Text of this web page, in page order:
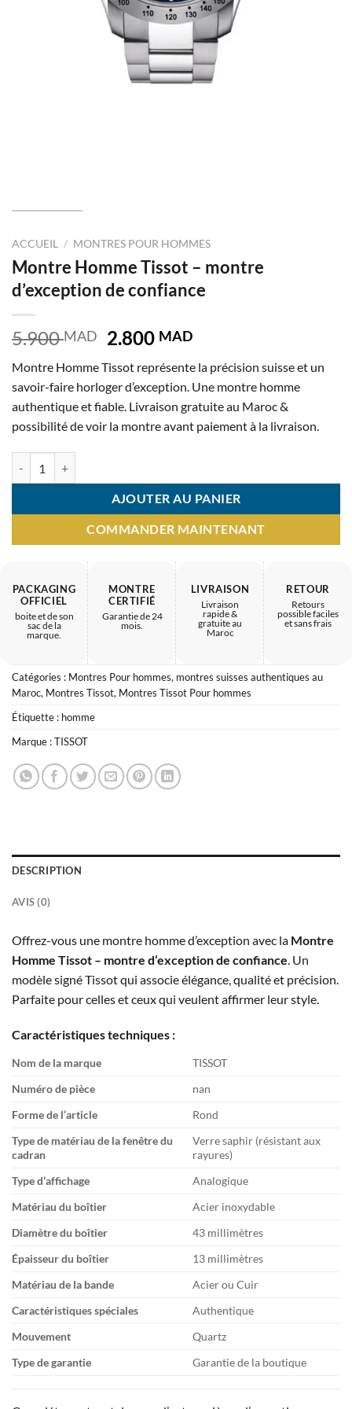
ACCUEIL / MONTRES POUR HOMMES
Montre Homme Tissot – montre
d’exception de confiance
5.900MAD
Le
initial
était :
5.900 MAD.
2.800 MADLe
actuel
est :
2.800 MAD.
Montre Homme Tissot représente la précision suisse et un
savoir-faire horloger d’exception. Une montre homme
authentique et fiable. Livraison gratuite au Maroc &
possibilité de voir la montre avant paiement à la livraison.
AJOUTER AU PANIER
COMMANDER MAINTENANT
PACKAGING
OFFICIEL
boite et de son
sac de la
marque.
MONTRE
CERTIFIÉ
Garantie de 24
mois.
LIVRAISON
Livraison
rapide &
gratuite au
Maroc
RETOUR
Retours
possible faciles
et sans frais
Catégories : Montres Pour hommes, montres suisses authentiques au
Maroc, Montres Tissot, Montres Tissot Pour hommes
Étiquette : homme
Marque :TISSOT
DESCRIPTION
AVIS (0)
Offrez-vous une montre homme d’exception avec la Montre
Homme Tissot – montre d’exception de confiance . Un
modèle signé Tissot qui associe élégance, qualité et précision.
Parfaite pour celles et ceux qui veulent affirmer leur style.
Caractéristiques techniques :
Nom de la marque
TISSOT
Numéro de pièce
nan
Forme de l’article
Rond
Type de matériau de la fenêtre du
cadran
Verre saphir (résistant aux
rayures)
Type d’affichage
Analogique
Matériau du boîtier
Acier inoxydable
Diamètre du boîtier
43 millimètres
Épaisseur du boîtier
13 millimètres
Matériau de la bande
Acier ou Cuir
Caractéristiques spéciales
Authentique
Mouvement
Quartz
Type de garantie
Garantie de la boutique